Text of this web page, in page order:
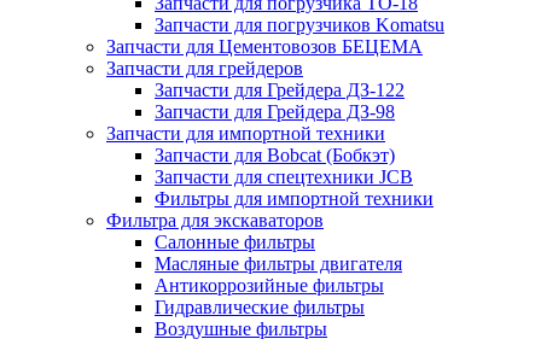
Запчасти для погрузчиков Komatsu
Запчасти для Цементовозов БЕЦЕМА
Запчасти для грейдеров
Запчасти для Грейдера ДЗ-122
Запчасти для Грейдера ДЗ-98
Запчасти для импортной техники
Запчасти для Bobcat (Бобкэт)
Запчасти для спецтехники JCB
Фильтры для импортной техники
Фильтра для экскаваторов
Салонные фильтры
Масляные фильтры двигателя
Антикоррозийные фильтры
Гидравлические фильтры
Воздушные фильтры